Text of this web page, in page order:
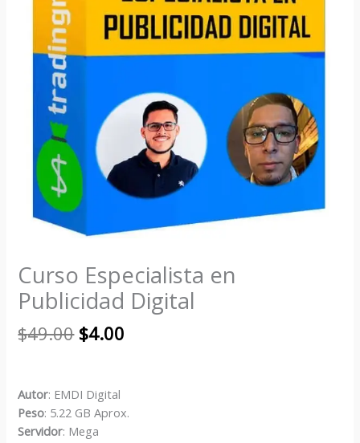
Curso Especialista en
Publicidad Digital
$49.00 $4.00
Autor: EMDI Digital
Peso: 5.22 GB Aprox.
Servidor: Mega